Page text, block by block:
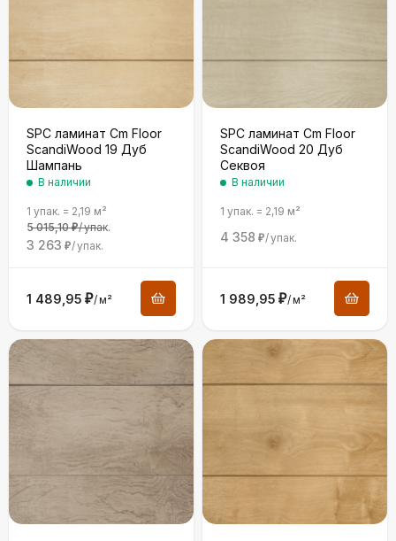
SPC ламинат Cm Floor
ScandiWood 19 Дуб
Шампань
В наличии
1 упак. = 2,19 м²
5 015,10 ₽/упак.
3 263 ₽/упак.
1 489,95 ₽/м²
SPC ламинат Cm Floor
ScandiWood 20 Дуб
Секвоя
В наличии
1 упак. = 2,19 м²
4 358 ₽/упак.
1 989,95 ₽/м²